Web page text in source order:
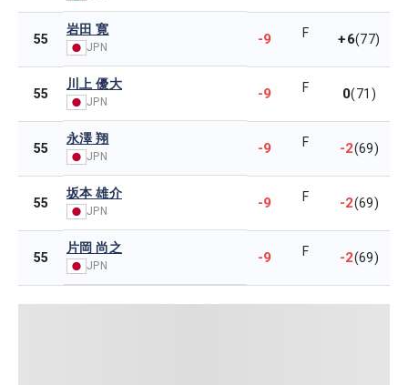
55
岩田 寛
JPN -9 F +6(77)
55
川上 優大
JPN -9 F 0(71)
55
永澤 翔
JPN -9 F -2(69)
55
坂本 雄介
JPN -9 F -2(69)
55
片岡 尚之
JPN -9 F -2(69)